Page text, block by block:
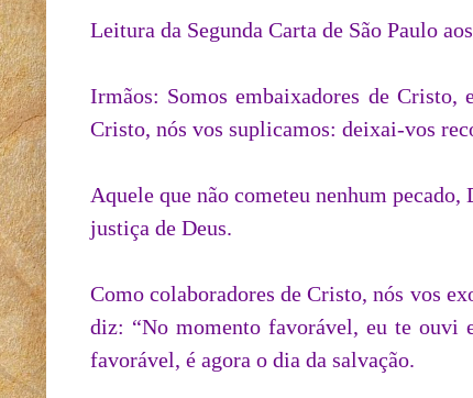
Leitura da Segunda Carta de São Paulo
Irmãos: Somos embaixadores de Cristo,
Cristo, nós vos suplicamos: deixai-vos
Aquele que não cometeu nenhum pecado,
justiça de Deus.
Como colaboradores de Cristo, nós vos
diz: “No momento favorável, eu te ouvi
favorável, é agora o dia da salvação.